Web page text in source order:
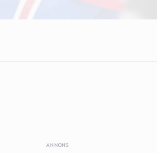
ANNONS